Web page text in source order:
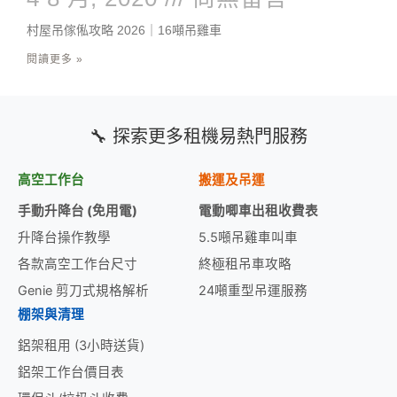
村屋吊傢俬攻略 2026｜16噸吊雞車
閱讀更多 »
🔧 探索更多租機易熱門服務
高空工作台
手動升降台 (免用電)
升降台操作教學
各款高空工作台尺寸
Genie 剪刀式規格解析
搬運及吊運
電動唧車出租收費表
5.5噸吊雞車叫車
終極租吊車攻略
24噸重型吊運服務
棚架與清理
鋁架租用 (3小時送貨)
鋁架工作台價目表